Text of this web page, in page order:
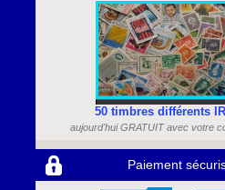
50 timbres différents
aujourd'hui GRATUIT avec votre
Paiement